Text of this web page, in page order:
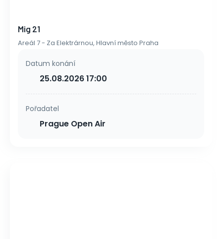
Mig 21
Areál 7 - Za Elektrárnou, Hlavní město Praha
Datum konání
25.08.2026 17:00
Pořadatel
Prague Open Air